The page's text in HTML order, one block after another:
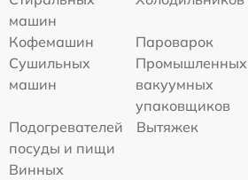
машин
Кофемашин
Пароварок
Сушильных
машин
Промышленных
вакуумных
упаковщиков
Подогревателей
посуды и пищи
Вытяжек
Винных